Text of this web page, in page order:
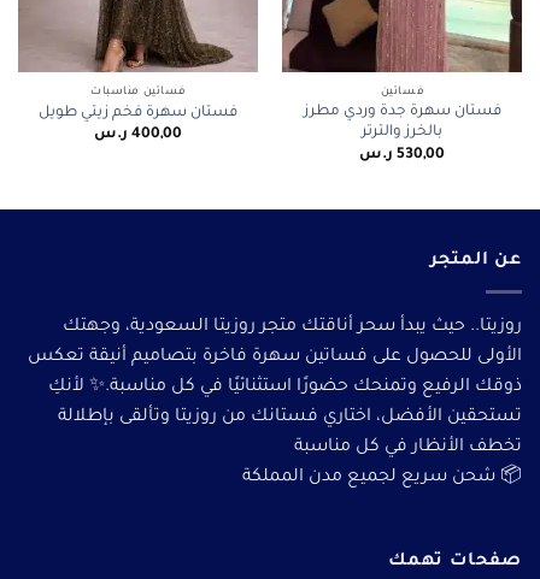
فساتين
فستان سهرة جدة وردي مطرز
بالخرز والترتر
530,00 ر.س
فساتين مناسبات
فستان سهرة فخم زيتي طويل
400,00 ر.س
عن المتجر
روزيتا.. حيث يبدأ سحر أناقتك متجر روزيتا السعودية، وجهتك
الأولى للحصول على فساتين سهرة فاخرة بتصاميم أنيقة تعكس
ذوقك الرفيع وتمنحك حضورًا استثنائيًا في كل مناسبة.✨ لأنكِ
تستحقين الأفضل، اختاري فستانك من روزيتا وتألقى بإطلالة
تخطف الأنظار في كل مناسبة
📦 شحن سريع لجميع مدن المملكة
صفحات تهمك